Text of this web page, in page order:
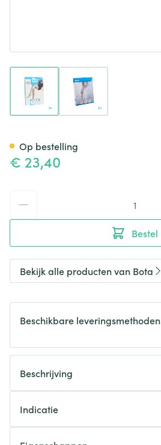
View larger imageView larger image
€ 23,40
Bestel
Op bestelling
Bekijk alle producten van Bota
Beschikbare leveringsmethoden
Beschrijving
Indicatie